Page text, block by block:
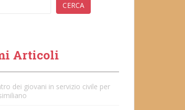
CERCA
Articoli
dei giovani in servizio civile per